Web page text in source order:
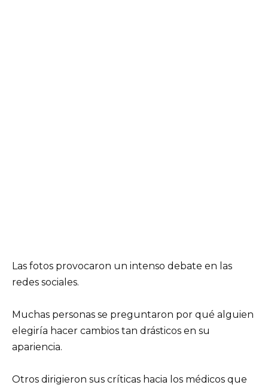
Las fotos provocaron un intenso debate en las
redes sociales.
Muchas personas se preguntaron por qué alguien
elegiría hacer cambios tan drásticos en su
apariencia.
Otros dirigieron sus críticas hacia los médicos que